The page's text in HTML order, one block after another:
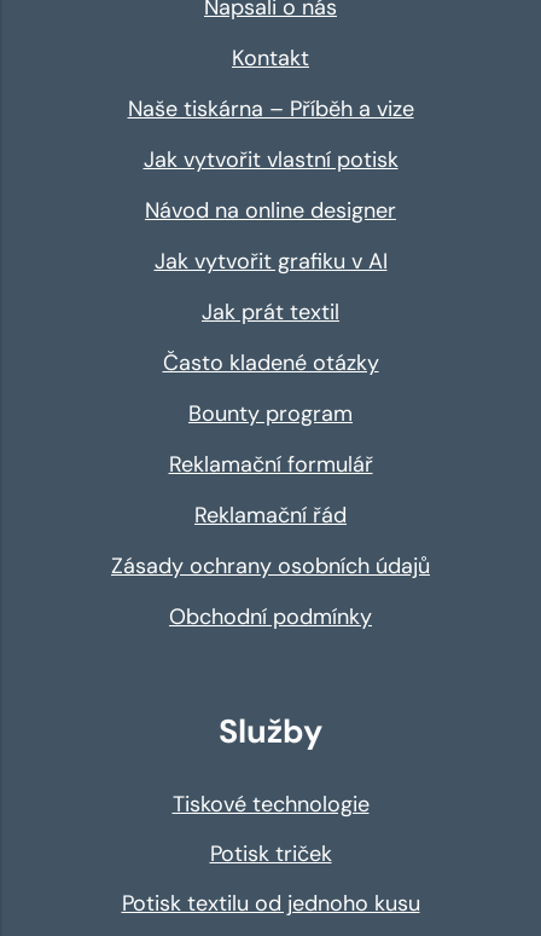
Napsali o nás
Kontakt
Naše tiskárna – Příběh a vize
Jak vytvořit vlastní potisk
Návod na online designer
Jak vytvořit grafiku v AI
Jak prát textil
Často kladené otázky
Bounty program
Reklamační formulář
Reklamační řád
Zásady ochrany osobních údajů
Obchodní podmínky
Služby
Tiskové technologie
Potisk triček
Potisk textilu od jednoho kusu